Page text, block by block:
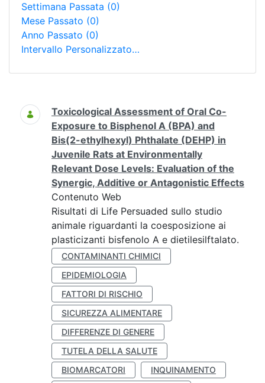
Settimana Passata (0)
Mese Passato (0)
Anno Passato (0)
Intervallo Personalizzato…
Ricerca
Toxicological Assessment of Oral Co-
Exposure to Bisphenol A (BPA) and
Bis(2-ethylhexyl) Phthalate (DEHP) in
Juvenile Rats at Environmentally
Relevant Dose Levels: Evaluation of the
Synergic, Additive or Antagonistic Effects
Contenuto Web
Risultati di Life Persuaded sullo studio
animale riguardanti la coesposizione ai
plasticizanti bisfenolo A e dietilesilftalato.
CONTAMINANTI CHIMICI
EPIDEMIOLOGIA
FATTORI DI RISCHIO
SICUREZZA ALIMENTARE
DIFFERENZE DI GENERE
TUTELA DELLA SALUTE
BIOMARCATORI
INQUINAMENTO